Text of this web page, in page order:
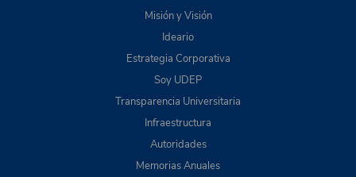
Misión y Visión
Ideario
Estrategia Corporativa
Soy UDEP
Transparencia Universitaria
Infraestructura
Autoridades
Memorias Anuales